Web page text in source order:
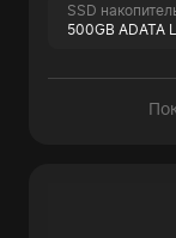
SSD
500GB ADATA